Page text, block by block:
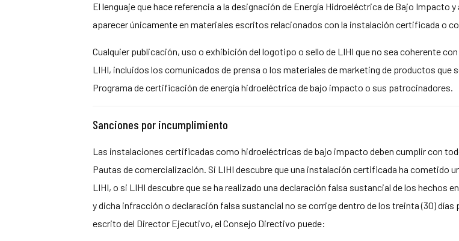
El lenguaje que hace referencia a la designación de Energía Hidroeléctrica de Bajo
aparecer únicamente en materiales escritos relacionados con la instalación certificada o
Cualquier publicación, uso o exhibición del logotipo o sello de LIHI que no sea coherente
LIHI, incluidos los comunicados de prensa o los materiales de marketing de productos que
Programa de certificación de energía hidroeléctrica de bajo impacto o sus patrocinadores.
Sanciones por incumplimiento
Las instalaciones certificadas como hidroeléctricas de bajo impacto deben cumplir con
Pautas de comercialización. Si LIHI descubre que una instalación certificada ha
LIHI, o si LIHI descubre que se ha realizado una declaración falsa sustancial de los hechos
y dicha infracción o declaración falsa sustancial no se corrige dentro de los treinta (30)
escrito del Director Ejecutivo, el Consejo Directivo puede: